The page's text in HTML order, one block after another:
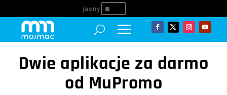
^
Dwie aplikacje za darmo
od MuPromo